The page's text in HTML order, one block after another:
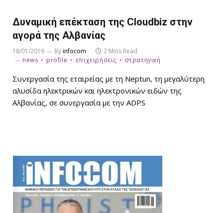
Δυναμική επέκταση της Cloudbiz στην
αγορά της Αλβανίας
18/01/2016 Byinfocom
2 Mins Read
news
profile επιχειρήσεις στρατηγική
Συνεργασία της εταιρείας με τη Neptun, τη μεγαλύτερη
αλυσίδα ηλεκτρικών και ηλεκτρονικών ειδών της
Αλβανίας, σε συνεργασία με την ADPS